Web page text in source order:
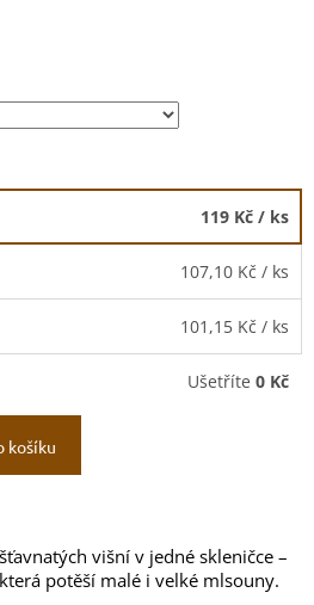
119 Kč / ks
107,10 Kč / ks
101,15 Kč / ks
Ušetříte 0 Kč
košíku
višní v jedné skleničce –
potěší malé i velké mlsouny.